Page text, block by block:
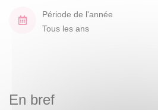
Période de l'année
Tous les ans
En bref